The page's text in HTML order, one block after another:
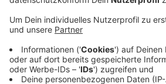
oder Kilogramm kostet.
Veröffentlicht:Dienstag, 31.05.2022
Anzeige